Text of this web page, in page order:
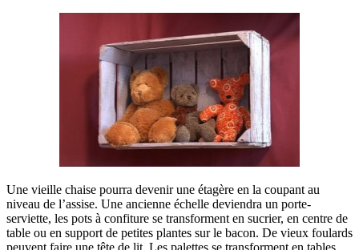
Une vieille chaise pourra devenir une étagère en la coupant au
niveau de l’assise. Une ancienne échelle deviendra un porte-
serviette, les pots à confiture se transforment en sucrier, en centre de
table ou en support de petites plantes sur le bacon. De vieux foulards
peuvent faire une tête de lit. Les palettes se transforment en tables